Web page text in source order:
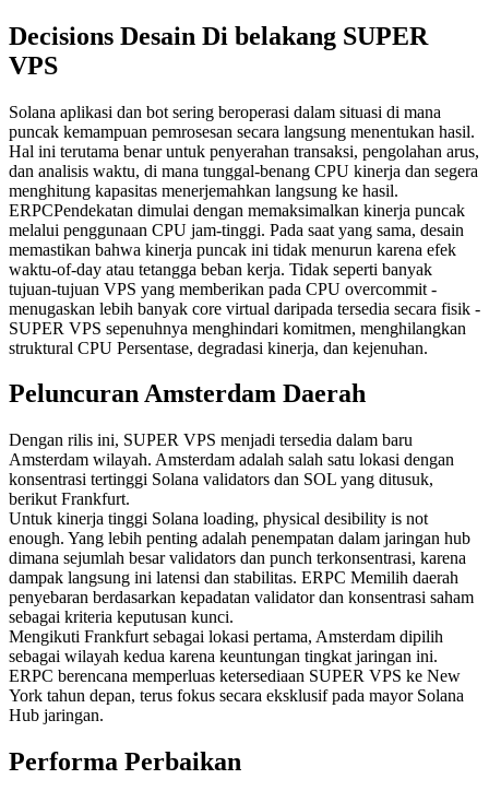
Decisions Desain Di belakang SUPER
VPS
Solana aplikasi dan bot sering beroperasi dalam situasi di mana
puncak kemampuan pemrosesan secara langsung menentukan hasil.
Hal ini terutama benar untuk penyerahan transaksi, pengolahan arus,
dan analisis waktu, di mana tunggal-benang CPU kinerja dan segera
menghitung kapasitas menerjemahkan langsung ke hasil.
ERPCPendekatan dimulai dengan memaksimalkan kinerja puncak
melalui penggunaan CPU jam-tinggi. Pada saat yang sama, desain
memastikan bahwa kinerja puncak ini tidak menurun karena efek
waktu-of-day atau tetangga beban kerja. Tidak seperti banyak
tujuan-tujuan VPS yang memberikan pada CPU overcommit -
menugaskan lebih banyak core virtual daripada tersedia secara fisik -
SUPER VPS sepenuhnya menghindari komitmen, menghilangkan
struktural CPU Persentase, degradasi kinerja, dan kejenuhan.
Peluncuran Amsterdam Daerah
Dengan rilis ini, SUPER VPS menjadi tersedia dalam baru
Amsterdam wilayah. Amsterdam adalah salah satu lokasi dengan
konsentrasi tertinggi Solana validators dan SOL yang ditusuk,
berikut Frankfurt.
Untuk kinerja tinggi Solana loading, physical desibility is not
enough. Yang lebih penting adalah penempatan dalam jaringan hub
dimana sejumlah besar validators dan punch terkonsentrasi, karena
dampak langsung ini latensi dan stabilitas. ERPC Memilih daerah
penyebaran berdasarkan kepadatan validator dan konsentrasi saham
sebagai kriteria keputusan kunci.
Mengikuti Frankfurt sebagai lokasi pertama, Amsterdam dipilih
sebagai wilayah kedua karena keuntungan tingkat jaringan ini.
ERPC berencana memperluas ketersediaan SUPER VPS ke New
York tahun depan, terus fokus secara eksklusif pada mayor Solana
Hub jaringan.
Performa Perbaikan